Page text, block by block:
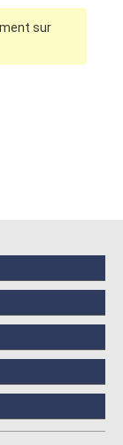
sur